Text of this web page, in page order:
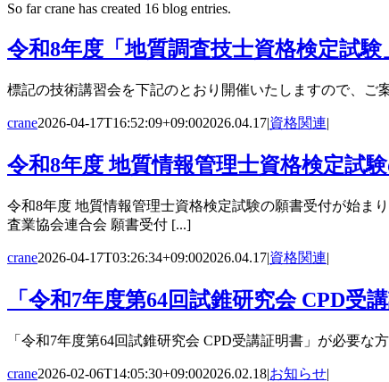
So far crane has created 16 blog entries.
令和8年度「地質調査技士資格検定試
標記の技術講習会を下記のとおり開催いたしますので、ご
crane2026-04-17T16:52:09+09:002026.04.17|資格関連|
令和8年度 地質情報管理士資格検定試
令和8年度 地質情報管理士資格検定試験の願書受付が始ま
査業協会連合会 願書受付 [...]
crane2026-04-17T03:26:34+09:002026.04.17|資格関連|
「令和7年度第64回試錐研究会 CPD受
「令和7年度第64回試錐研究会 CPD受講証明書」が必要な
crane2026-02-06T14:05:30+09:002026.02.18|お知らせ|